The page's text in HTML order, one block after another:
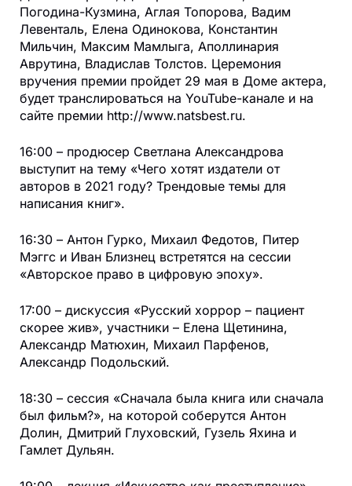
Погодина-Кузмина, Аглая Топорова, Вадим
Левенталь, Елена Одинокова, Константин
Мильчин, Максим Мамлыга, Аполлинария
Аврутина, Владислав Толстов. Церемония
вручения премии пройдет 29 мая в Доме актера,
будет транслироваться на YouTube-канале и на
сайте премии http://www.natsbest.ru.
16:00 – продюсер Светлана Александрова
выступит на тему «Чего хотят издатели от
авторов в 2021 году? Трендовые темы для
написания книг».
16:30 – Антон Гурко, Михаил Федотов, Питер
Мэггс и Иван Близнец встретятся на сессии
«Авторское право в цифровую эпоху».
17:00 – дискуссия «Русский хоррор – пациент
скорее жив», участники – Елена Щетинина,
Александр Матюхин, Михаил Парфенов,
Александр Подольский.
18:30 – сессия «Сначала была книга или сначала
был фильм?», на которой соберутся Антон
Долин, Дмитрий Глуховский, Гузель Яхина и
Гамлет Дульян.